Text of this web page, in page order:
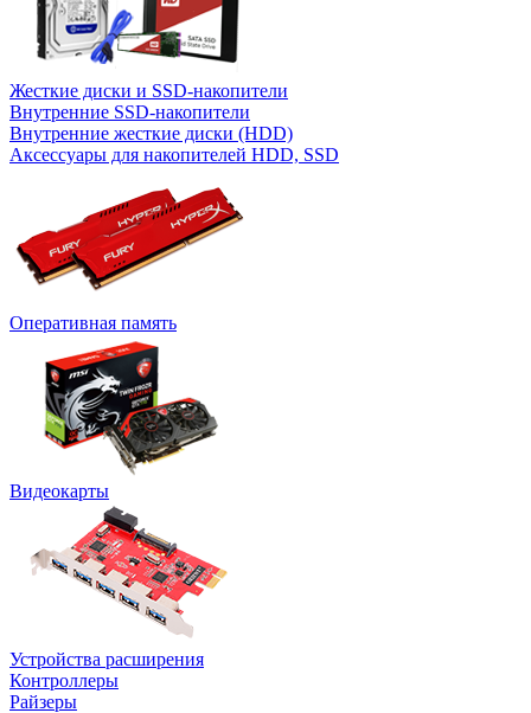
Жесткие диски и SSD-накопители
Внутренние SSD-накопители
Внутренние жесткие диски (HDD)
Аксессуары для накопителей HDD, SSD
Оперативная память
Видеокарты
Устройства расширения
Контроллеры
Райзеры